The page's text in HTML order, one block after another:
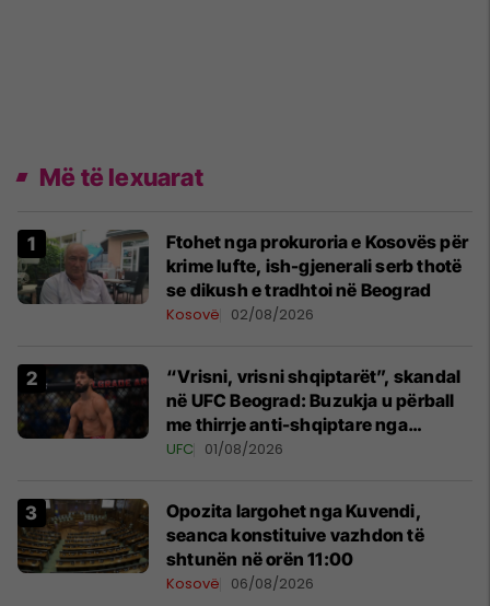
Më të lexuarat
Ftohet nga prokuroria e Kosovës për
krime lufte, ish-gjenerali serb thotë
se dikush e tradhtoi në Beograd
Kosovë 02/08/2026
“Vrisni, vrisni shqiptarët”, skandal
në UFC Beograd: Buzukja u përball
me thirrje anti-shqiptare nga
tribunat
UFC 01/08/2026
Opozita largohet nga Kuvendi,
seanca konstituive vazhdon të
shtunën në orën 11:00
Kosovë 06/08/2026